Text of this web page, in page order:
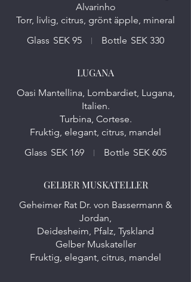
Alvarinho
Glass SEK 95 Bottle SEK 330
LUGANA
Oasi Mantellina, Lombardiet, Lugana,
Italien.
Turbina, Cortese.
Fruktig, elegant, citrus, mandel
Glass SEK 169 Bottle SEK 605
GELBER MUSKATELLER
Geheimer Rat Dr. von Bassermann &
Jordan,
Deidesheim, Pfalz, Tyskland
Gelber Muskateller
Fruktig, elegant, citrus, mandel